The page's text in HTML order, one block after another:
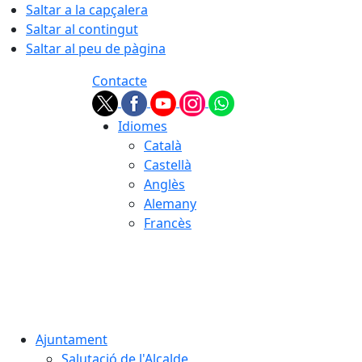
Saltar a la capçalera
Saltar al contingut
Saltar al peu de pàgina
Contacte
Idiomes
Català
Castellà
Anglès
Alemany
Francès
Ajuntament